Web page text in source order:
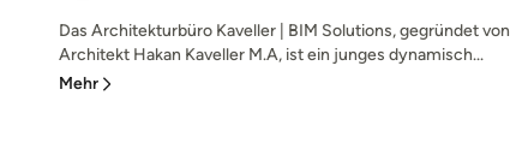
Das Architekturbüro Kaveller | BIM Solutions, gegründet von
Architekt Hakan Kaveller M.A, ist ein junges dynamisch...
Mehr